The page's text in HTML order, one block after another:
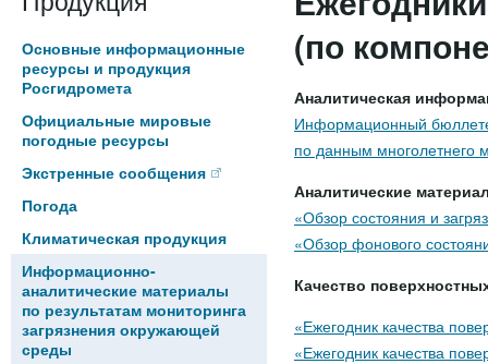
Основные информационные
ресурсы и продукция
Росгидромета
Официальные мировые
погодные ресурсы
Экстренные сообщения
Погода
Климатическая продукция
Информационно-
аналитические материалы
по результатам мониторинга
загрязнения окружающей
среды
(по
Аналитическая
Информационный
по данным многолетнего
Аналитические
«Обзор состояния и
«Обзор фонового
Качество
«Ежегодник качества
«Ежегодник качества